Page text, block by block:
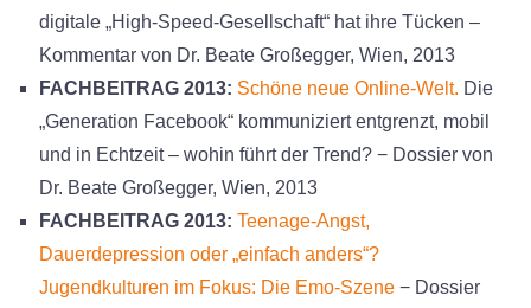
digitale „High-Speed-Gesellschaft“ hat ihre Tücken –
Kommentar von Dr. Beate Großegger, Wien, 2013
FACHBEITRAG 2013: Schöne neue Online-Welt. Die
„Generation Facebook“ kommuniziert entgrenzt, mobil
und in Echtzeit – wohin führt der Trend? − Dossier von
Dr. Beate Großegger, Wien, 2013
FACHBEITRAG 2013: Teenage-Angst,
Dauerdepression oder „einfach anders“?
Jugendkulturen im Fokus: Die Emo-Szene− Dossier